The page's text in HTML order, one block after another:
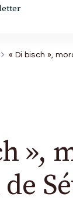
« Di bisch »,
»,